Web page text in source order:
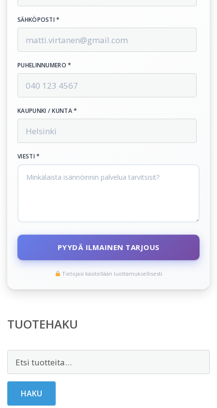
SÄHKÖPOSTI *
PUHELINNUMERO *
KAUPUNKI / KUNTA *
VIESTI *
PYYDÄ ILMAINEN TARJOUS
Tietojasi käsitellään luottamuksellisesti
TUOTEHAKU
HAKU